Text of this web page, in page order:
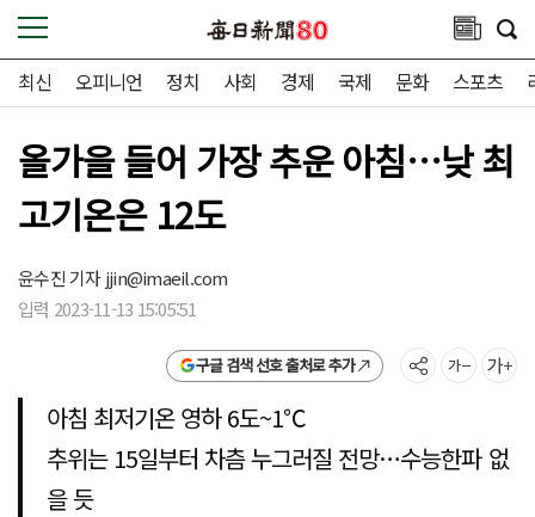
최신 오피니언 정치 사회 경제 국제 문화 스포츠
올가을 들어 가장 추운 아침…낮 최
고기온은 12도
윤수진 기자jjin@imaeil.com
입력 2023-11-13 15:05:51
구글 검색 선호 출처로 추가
아침 최저기온 영하 6도~1℃
추위는 15일부터 차츰 누그러질 전망…수능한파 없
을 듯